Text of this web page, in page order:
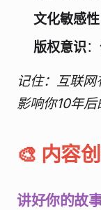
文化敏感性
版权意识
记住：互联
影响你10年后
🎨 内容
讲好你的故